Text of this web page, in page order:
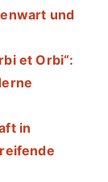
und
et Orbi“:
in